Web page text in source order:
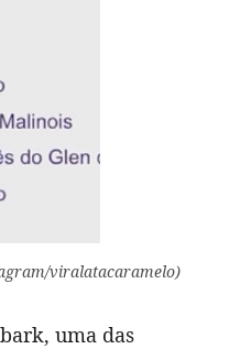
viralatacaramelo)
uma das